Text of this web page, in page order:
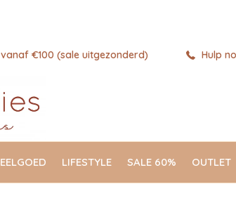
LIFESTYLE SALE 60% OUTLET
€100 (sale uitgezonderd) Hulp